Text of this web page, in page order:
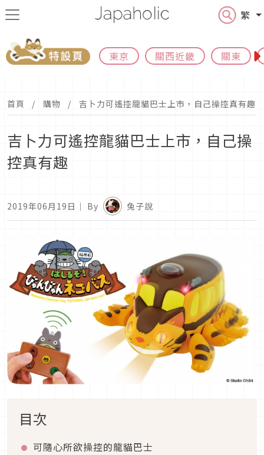
繁
東京 關西近畿 關東
首頁 購物 吉卜力可遙控龍貓巴士上市，自己操控真有趣
吉卜力可遙控龍貓巴士上市，自己操
控真有趣
2019年06月19日 ｜ By 兔子說
目次
可隨心所欲操控的龍貓巴士